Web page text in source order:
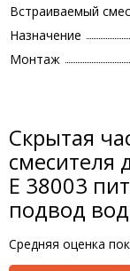
Встраиваемый
Назначение
Монтаж
Скрытая
смесителя
E 38003
подвод
Средняя оценка